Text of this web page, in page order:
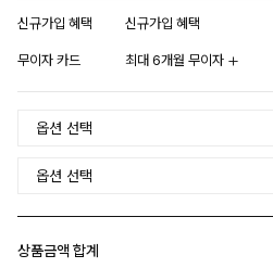
신규가입 혜택 신규가입 혜택
무이자 카드 최대 6개월 무이자
상품금액 합계